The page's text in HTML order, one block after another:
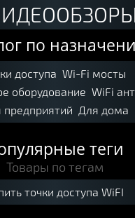
по
доступа Wi-Fi мосты
оборудование WiFi
предприятий Для дома
теги
Товары по тегам
точки доступа WiFI